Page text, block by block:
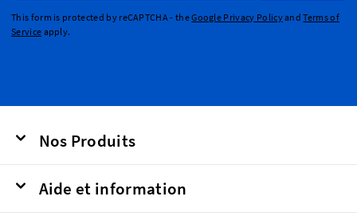
This form is protected by reCAPTCHA - theGoogle Privacy PolicyandTerms of
Service apply.
Nos Produits
Aide et information